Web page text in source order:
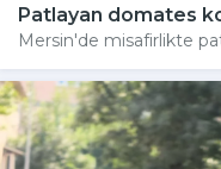
Patlayan domates
Mersin'de misafirlikte